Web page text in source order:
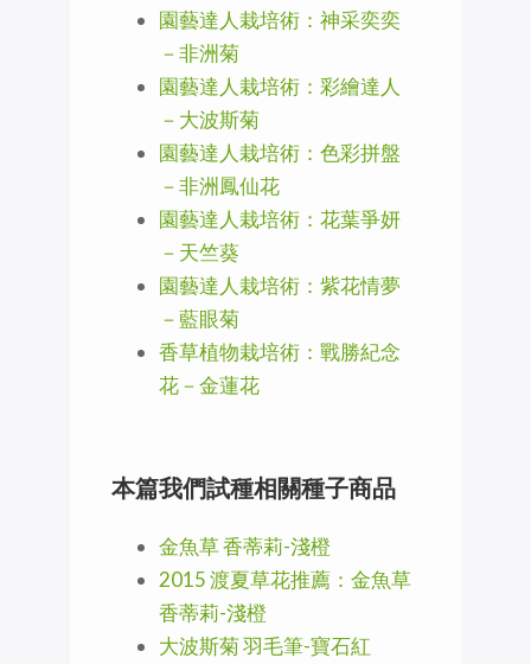
園藝達人栽培術：神采奕奕
－非洲菊
園藝達人栽培術：彩繪達人
－大波斯菊
園藝達人栽培術：色彩拼盤
－非洲鳳仙花
園藝達人栽培術：花葉爭妍
－天竺葵
園藝達人栽培術：紫花情夢
－藍眼菊
香草植物栽培術：戰勝紀念
花－金蓮花
本篇我們試種相關種子商品
金魚草 香蒂莉-淺橙
2015 渡夏草花推薦：金魚草
香蒂莉-淺橙
大波斯菊 羽毛筆-寶石紅